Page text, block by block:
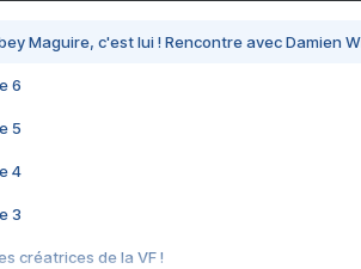
Maguire, c'est lui ! Rencontre avec Damien
6
5
4
3
créatrices de la VF !